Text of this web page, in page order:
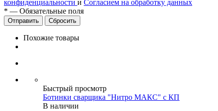
конфиденциальности и Согласием на обработку данных
* — Обязательные поля
Сбросить
Похожие товары
Быстрый просмотр
Ботинки сварщика "Нитро МАКС" с КП
В наличии